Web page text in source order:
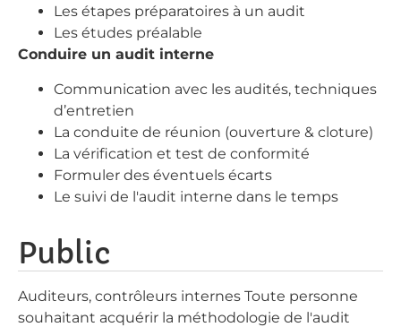
Les étapes préparatoires à un audit
Les études préalable
Conduire un audit interne
Communication avec les audités, techniques
d’entretien
La conduite de réunion (ouverture & cloture)
La vérification et test de conformité
Formuler des éventuels écarts
Le suivi de l'audit interne dans le temps
Public
Auditeurs, contrôleurs internes Toute personne
souhaitant acquérir la méthodologie de l'audit